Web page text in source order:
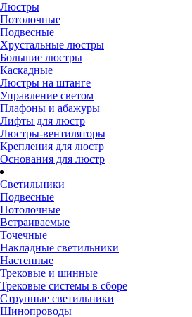
Люстры
Потолочные
Подвесные
Хрустальные люстры
Большие люстры
Каскадные
Люстры на штанге
Управление светом
Плафоны и абажуры
Лифты для люстр
Люстры-вентиляторы
Крепления для люстр
Основания для люстр
Светильники
Подвесные
Потолочные
Встраиваемые
Точечные
Накладные светильники
Настенные
Трековые и шинные
Трековые системы в сборе
Струнные светильники
Шинопроводы